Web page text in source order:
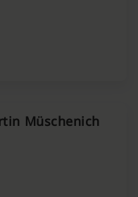
Müschenich